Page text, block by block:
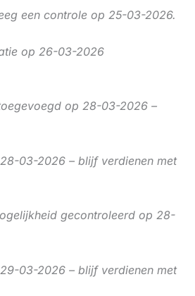
een controle op 25-03-2026.
op 26-03-2026
op 28-03-2026 –
03-2026 – blijf verdienen met
gecontroleerd op 28-
03-2026 – blijf verdienen met